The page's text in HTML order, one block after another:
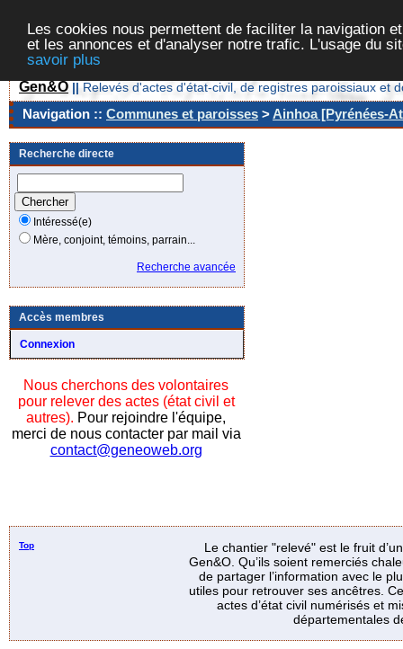
Les cookies nous permettent de faciliter la navigation
et les annonces et d'analyser notre trafic. L'usage du
savoir plus
Gen&O || Relevés d'actes d'état-civil, de registres paroissiaux et
Navigation :: Communes et paroisses >Ainhoa [Pyrénées-
Recherche directe
Intéressé(e)
Mère, conjoint, témoins, parrain...
Recherche avancée
Accès membres
Connexion
Nous cherchons des volontaires
pour relever des actes (état civil et
autres). Pour rejoindre l'équipe,
merci de nous contacter par mail via
contact@geneoweb.org
Top
Le chantier "relevé" est le fruit
Gen&O. Qu’ils soient remerciés
de partager l’information avec le
utiles pour retrouver ses ancêtres.
actes d’état civil numérisés et
départementales